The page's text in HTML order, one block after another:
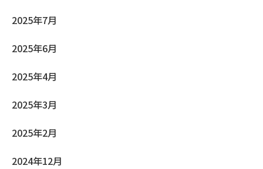
2025年7月
2025年6月
2025年4月
2025年3月
2025年2月
2024年12月